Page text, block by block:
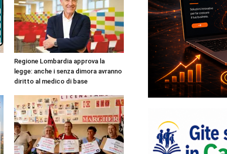
Regione Lombardia approva la
legge: anche i senza dimora avranno
diritto al medico di base